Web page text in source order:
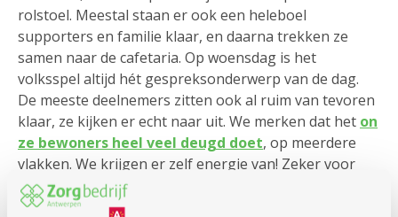
rolstoel. Meestal staan er ook een heleboel
supporters en familie klaar, en daarna trekken ze
samen naar de cafetaria. Op woensdag is het
volksspel altijd hét gespreksonderwerp van de dag.
De meeste deelnemers zitten ook al ruim van tevoren
klaar, ze kijken er echt naar uit. We merken dat het on
ze bewoners heel veel deugd doet, op meerdere
vlakken. We krijgen er zelf energie van! Zeker voor
herhaling vatbaar dus, misschien wordt dit wel een
vaste zomerse waarde in Monnikenhof."